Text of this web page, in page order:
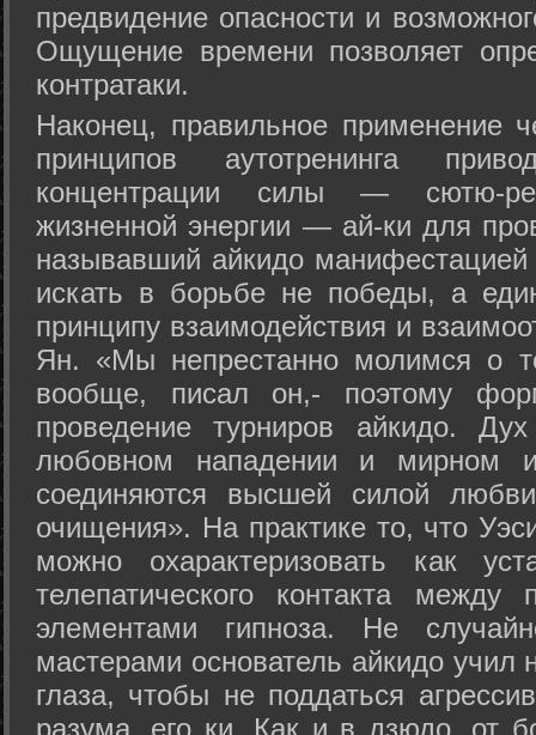
предвидение опасности и
Ощущение времени позволяет
контратаки.
Наконец, правильное применение
принципов аутотренинга
концентрации силы — сютю-
жизненной энергии — ай-ки для
называвший айкидо
искать в борьбе не победы, а
принципу взаимодействия и
Ян. «Мы непрестанно молимся о
вообще, писал он,- поэтому
проведение турниров айкидо.
любовном нападении и мирном
соединяются высшей силой
очищения». На практике то, что
можно охарактеризовать как
телепатического контакта между
элементами гипноза. Не
мастерами основатель айкидо учил
глаза, чтобы не поддаться
разума, его ки. Как и в дзюдо, от